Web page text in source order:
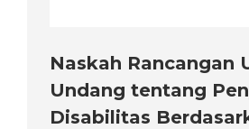
Naskah Rancangan
Undang tentang
Disabilitas